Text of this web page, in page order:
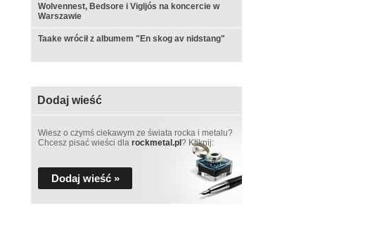
Wolvennest, Bedsore i Vigljós na koncercie w
Warszawie
Taake wrócił z albumem "En skog av nidstang"
Dodaj wieść
Wiesz o czymś ciekawym ze świata rocka i metalu?
Chcesz pisać wieści dla rockmetal.pl ? Kliknij:
Dodaj wieść »